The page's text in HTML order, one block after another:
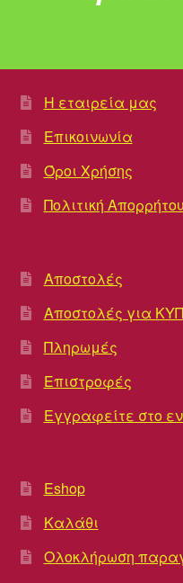
Η εταιρεία μας
Επικοινωνία
Όροι Χρήσης
Πολιτική Απορρήτου
Αποστολές
Αποστολές για
Πληρωμές
Επιστροφές
Εγγραφείτε στο
Eshop
Καλάθι
Ολοκλήρωση